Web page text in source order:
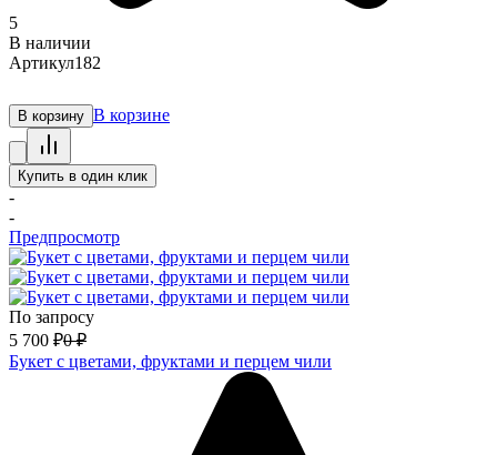
5
В наличии
Артикул182
В корзину В корзине
Купить в один клик
-
-
Предпросмотр
По запросу
5 700 ₽0 ₽
Букет с цветами, фруктами и перцем чили